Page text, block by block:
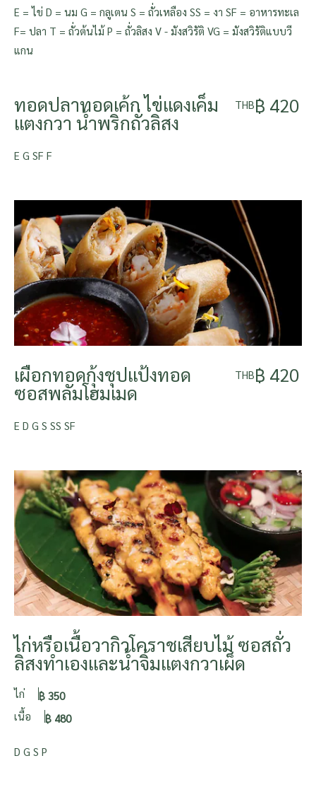
E = ไข่ D = นม G = กลูเตน S = ถั่วเหลือง SS = งา SF = อาหารทะเล
F= ปลา T = ถั่วต้นไม้ P = ถั่วลิสง V - มังสวิรัติ VG = มังสวิรัติแบบวี
แกน
ทอดปลาทอดเค้ก ไข่แดงเค็ม
แตงกวา น้ำพริกถั่วลิสง
THB฿ 420
E G SF F
เผือกทอดกุ้งชุปแป้งทอด
ซอสพลัมโฮมเมด
THB฿ 420
E D G S SS SF
ไก่หรือเนื้อวากิวโคราชเสียบไม้ ซอสถั่ว
ลิสงทำเองและน้ำจิ้มแตงกวาเผ็ด
ไก่
฿ 350
เนื้อ
฿ 480
D G S P